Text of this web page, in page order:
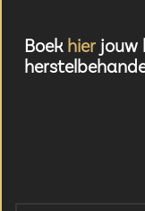
Boek hier jouw